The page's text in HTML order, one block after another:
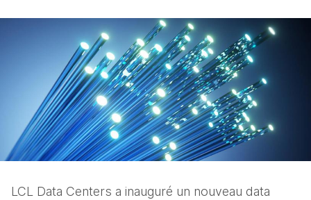
LCL Data Centers a inauguré un nouveau data